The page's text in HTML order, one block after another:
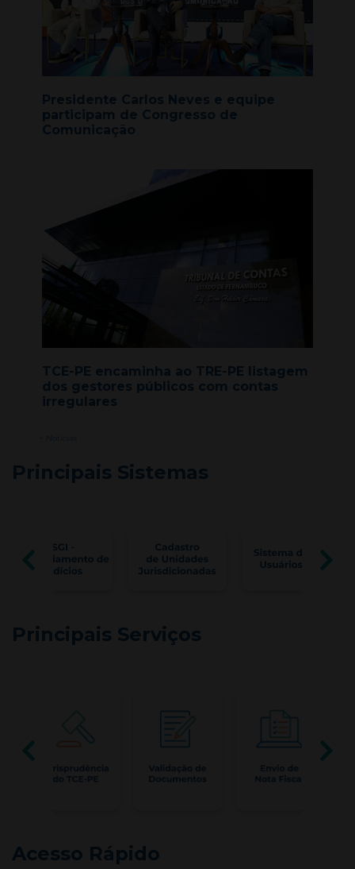
Presidente Carlos Neves e equipe
participam de Congresso de
Comunicação
TCE-PE encaminha ao TRE-PE listagem
dos gestores públicos com contas
irregulares
Principais Sistemas
Principais Serviços
Acesso Rápido